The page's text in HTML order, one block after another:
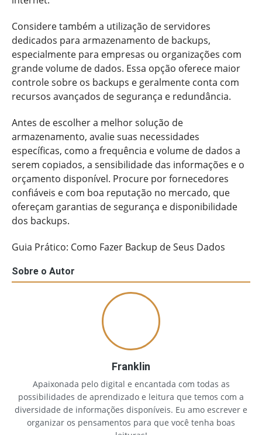
Considere também a utilização de servidores
dedicados para armazenamento de backups,
especialmente para empresas ou organizações com
grande volume de dados. Essa opção oferece maior
controle sobre os backups e geralmente conta com
recursos avançados de segurança e redundância.
Antes de escolher a melhor solução de
armazenamento, avalie suas necessidades
específicas, como a frequência e volume de dados a
serem copiados, a sensibilidade das informações e o
orçamento disponível. Procure por fornecedores
confiáveis e com boa reputação no mercado, que
ofereçam garantias de segurança e disponibilidade
dos backups.
Guia Prático: Como Fazer Backup de Seus Dados
Sobre o Autor
Franklin
Apaixonada pelo digital e encantada com todas as
possibilidades de aprendizado e leitura que temos com a
diversidade de informações disponíveis. Eu amo escrever e
organizar os pensamentos para que você tenha boas